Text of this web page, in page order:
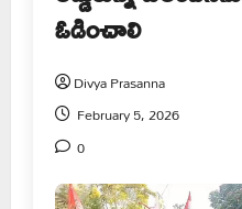
ఓడించాలి
Divya Prasanna
February 5, 2026
0